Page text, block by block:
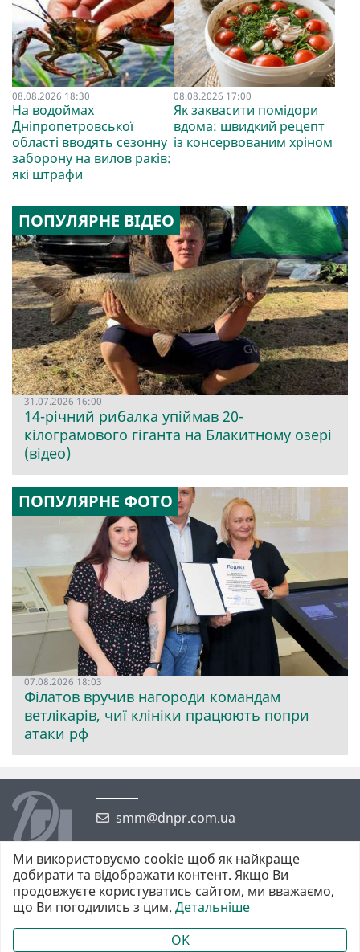
08.08.2026 18:30
На водоймах
Дніпропетровської
області вводять сезонну
заборону на вилов раків:
які штрафи
08.08.2026 17:00
Як заквасити помідори
вдома: швидкий рецепт
із консервованим хріном
ПОПУЛЯРНЕ ВІДЕО
31.07.2026 16:00
14-річний рибалка упіймав 20-
кілограмового гіганта на Блакитному озері
(відео)
ПОПУЛЯРНЕ ФОТО
07.08.2026 18:03
Філатов вручив нагороди командам
ветлікарів, чиї клініки працюють попри
атаки рф
smm@dnpr.com.ua
©2026 https://dnpr.com.ua Дніпровська порадниця
Всі права захищені. При повному або частковому використанні
матеріалів обов'язкове активне гіперпосилання у першому абзаці.
Ми використовуємо cookie щоб як найкраще
добирати та відображати контент. Якщо Ви
продовжуєте користуватись сайтом, ми вважаємо,
що Ви погодились з цим. Детальніше
OK